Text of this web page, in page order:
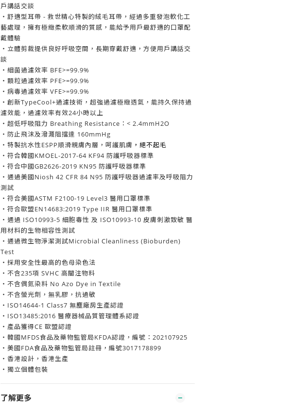
戶講話交談
・舒適型耳帶 - 救世精心特製的絨毛耳帶，經過多重發泡軟化工
藝處理，擁有極緻柔軟順滑的質感，能給予用戶最舒適的口罩配
戴體驗
・立體剪裁提供良好呼吸空間，長期穿戴舒適，方便用戶講話交
談
・細菌過濾效率 BFE>=99.9%
・顆粒過濾效率 PFE>=99.9%
・病毒過濾效率 VFE>=99.9%
・創新TypeCool+過濾技術，超強過濾極緻透氣，能持久保持過
濾效能，過濾效率有效24小時以上
・超低呼吸阻力 Breathing Resistance：< 2.4mmH2O
・防止飛沫及潑濺阻擋達 160mmHg
・特製抗水性ESPP順滑親膚內層，呵護肌膚 ，絕不起毛
・符合韓國KMOEL-2017-64 KF94 防護呼吸器標準
・符合中國GB2626-2019 KN95 防護呼吸器標準
・通過美國Niosh 42 CFR 84 N95 防護呼吸器過濾率及呼吸阻力
測試
・符合美國ASTM F2100-19 Level3 醫用口罩標準
・符合歐盟EN14683:2019 Type IIR 醫用口罩標準
・通過 ISO10993-5 細胞毒性 及 ISO10993-10 皮膚刺激致敏 醫
用材料的生物相容性測試
・通過微生物淨潔測試Microbial Cleanliness (Bioburden)
Test
・採用安全性最高的色母染色法
・不含235項 SVHC 高關注物料
・不含偶氮染料 No Azo Dye in Textile
・不含螢光劑，無乳膠，抗過敏
・ISO14644-1 Class7 無塵廠房生產認證
・ISO13485:2016 醫療器械品質管理體系認證
・產品獲得CE 歐盟認證
・韓國MFDS食品及藥物監管局KFDA認證，編號：202107925
・美國FDA食品及藥物監管局註冊，編號3017178899
・香港設計，香港生產
・獨立個體包裝
了解更多